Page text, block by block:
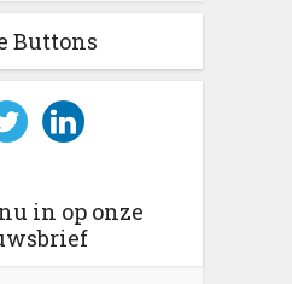
Buttons
in op onze